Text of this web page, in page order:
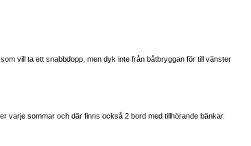
vill ta ett snabbdopp, men dyk inte från båtbryggan för till vänster
varje sommar och där finns också 2 bord med tillhörande bänkar.